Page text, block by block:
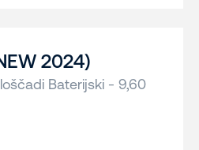
2024)
Baterijski - 9,60